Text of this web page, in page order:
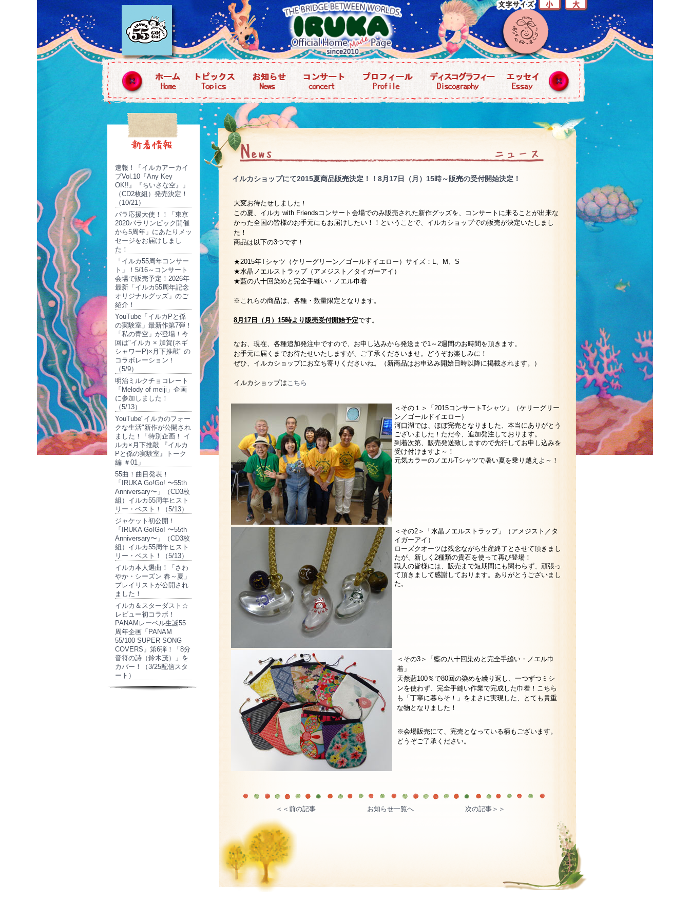
速報！「イルカアーカイ
ブVol.10『Any Key
OK!!』『ちいさな空』」
（CD2枚組）発売決定！
（10/21）
パラ応援大使！！「東京
2020パラリンピック開催
から5周年」にあたりメッ
セージをお届けしまし
た！
「イルカ55周年コンサー
ト」！5/16～コンサート
会場で販売予定！2026年
最新「イルカ55周年記念
オリジナルグッズ」のご
紹介！
YouTube「イルカPと孫
の実験室」最新作第7弾！
「私の青空」が登場！今
回は"イルカ × 加賀(ネギ
シャワーP)×月下推敲" の
コラボレーション！
（5/9）
明治ミルクチョコレート
「Melody of meiji」企画
に参加しました！
（5/13）
YouTube"イルカのフォー
クな生活"新作が公開され
ました！「特別企画！ イ
ルカ×月下推敲 『イルカ
Pと孫の実験室』トーク
編 ＃01」
55曲！曲目発表！
「IRUKA Go!Go! 〜55th
Anniversary〜」（CD3枚
組）イルカ55周年ヒスト
リー・ベスト！（5/13）
ジャケット初公開！
「IRUKA Go!Go! 〜55th
Anniversary〜」（CD3枚
組）イルカ55周年ヒスト
リー・ベスト！（5/13）
イルカ本人選曲！「さわ
やか・シーズン 春～夏」
プレイリストが公開され
ました！
イルカ＆スターダスト☆
レビュー初コラボ！
PANAMレーベル生誕55
周年企画「PANAM
55/100 SUPER SONG
COVERS」第6弾！「8分
音符の詩（鈴木茂）」を
カバー！（3/25配信スタ
ート）
イルカショップにて2015夏商品販売決定！！8月17日（月）15時～販売の受付開始決定！
大変お待たせしました！
この夏、イルカ with Friendsコンサート会場でのみ販売された新作グッズを、コンサートに来ることが出来な
かった全国の皆様のお手元にもお届けしたい！！ということで、イルカショップでの販売が決定いたしまし
た！
商品は以下の3つです！
★2015年Tシャツ（ケリーグリーン／ゴールドイエロー）サイズ：L、M、S
★水晶ノエルストラップ（アメジスト／タイガーアイ）
★藍の八十回染めと完全手縫い・ノエル巾着
※これらの商品は、各種・数量限定となります。
8月17日（月）15時より販売受付開始予定です。
なお、現在、各種追加発注中ですので、お申し込みから発送まで1～2週間のお時間を頂きます。
お手元に届くまでお待たせいたしますが、ご了承くださいませ。どうぞお楽しみに！
ぜひ、イルカショップにお立ち寄りくださいね。（新商品はお申込み開始日時以降に掲載されます。）
イルカショップはこちら
＜その１＞「2015コンサートTシャツ」（ケリーグリー
ン／ゴールドイエロー）
河口湖では、ほぼ完売となりました、本当にありがとう
ございました！ただ今、追加発注しております。
到着次第、販売発送致しますので先行してお申し込みを
受け付けますよ～！
元気カラーのノエルTシャツで暑い夏を乗り越えよ～！
＜その2＞「水晶ノエルストラップ」（アメジスト／タ
イガーアイ）
ローズクオーツは残念ながら生産終了とさせて頂きまし
たが、新しく2種類の貴石を使って再び登場！
職人の皆様には、販売まで短期間にも関わらず、頑張っ
て頂きまして感謝しております。ありがとうございまし
た。
＜その3＞「藍の八十回染めと完全手縫い・ノエル巾
着」
天然藍100％で80回の染めを繰り返し、一つずつミシ
ンを使わず、完全手縫い作業で完成した巾着！こちら
も「丁寧に暮らそ！」をまさに実現した、とても貴重
な物となりました！
※会場販売にて、完売となっている柄もございます。
どうぞご了承ください。
＜＜前の記事 お知らせ一覧へ 次の記事＞＞